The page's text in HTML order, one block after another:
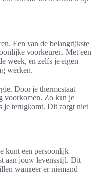
Een van de belangrijkste
voorkeuren. Met een
week, en zelfs je eigen
werken.
Door je thermostaat
voorkomen. Zo kun je
je terugkomt. Dit zorgt niet
kunt een persoonlijk
aan jouw levensstijl. Dit
wanneer er niemand